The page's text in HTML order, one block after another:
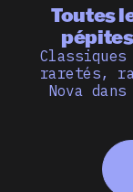
Toutes
raretés,
Nova